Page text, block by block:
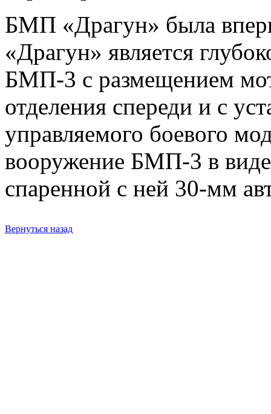
БМП «Драгун» была
«Драгун» является
БМП-3 с размещением
отделения спереди и с
управляемого боевого
вооружение БМП-3 в
спаренной с ней 30-мм
Вернуться назад